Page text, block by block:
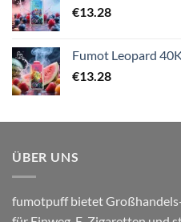
€13.28
Fumot Leopard
€13.28
ÜBER UNS
fumotpuff bietet